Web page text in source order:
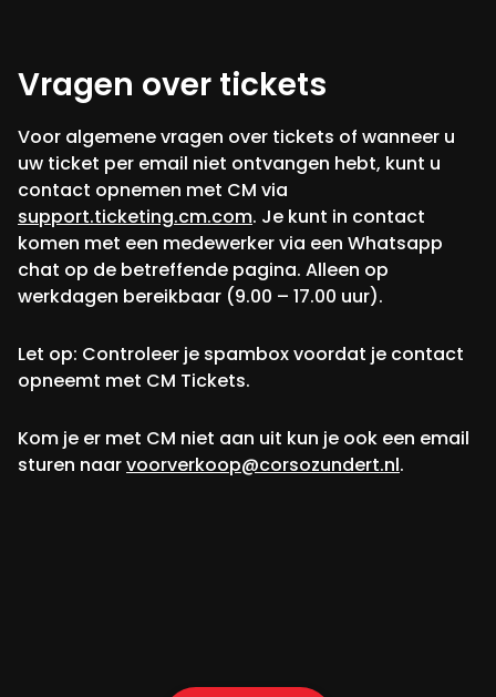
Vragen over tickets
Voor algemene vragen over tickets of wanneer u
uw ticket per email niet ontvangen hebt, kunt u
contact opnemen met CM via
support.ticketing.cm.com. Je kunt in contact
komen met een medewerker via een Whatsapp
chat op de betreffende pagina. Alleen op
werkdagen bereikbaar (9.00 – 17.00 uur).
Let op: Controleer je spambox voordat je contact
opneemt met CM Tickets.
Kom je er met CM niet aan uit kun je ook een email
sturen naarvoorverkoop@corsozundert.nl.